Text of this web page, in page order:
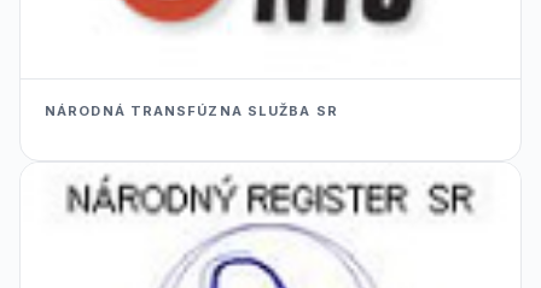
NÁRODNÁ TRANSFÚZNA SLUŽBA SR